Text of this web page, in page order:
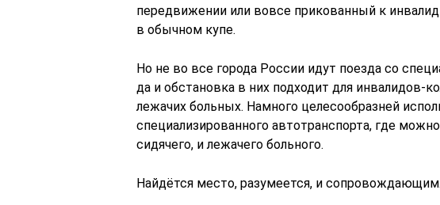
передвижении или вовсе прикованный к
в обычном купе.
Но не во все города России идут поезда со
да и обстановка в них подходит для инвалидов-
лежачих больных. Намного целесообразней
специализированного автотранспорта, где
сидячего, и лежачего больного.
Найдётся место, разумеется, и сопровождающим.